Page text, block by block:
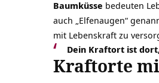
Baumküsse bedeuten
auch „Elfenaugen“
mit Lebenskraft zu
Dein Kraftort ist
Kraftorte